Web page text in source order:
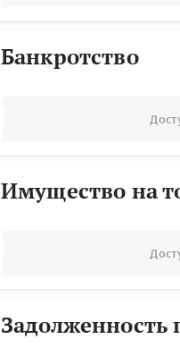
Банкротство
Имущество на